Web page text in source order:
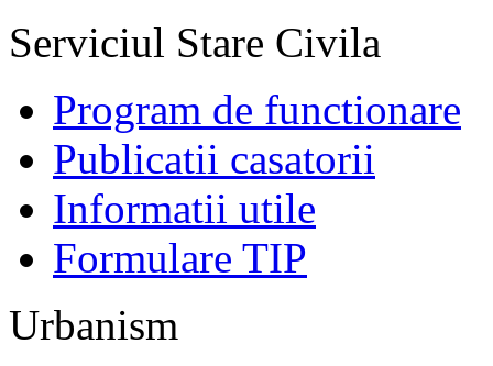
Serviciul Stare Civila
Program de functionare
Publicatii casatorii
Informatii utile
Formulare TIP
Urbanism